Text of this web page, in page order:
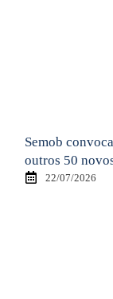
Semob
outros 50
22/07/2026